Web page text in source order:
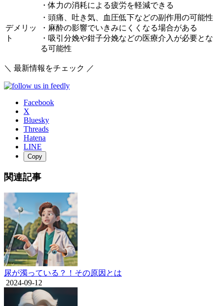
・体力の消耗による疲労を軽減できる
デメリッ
ト
・頭痛、吐き気、血圧低下などの副作用の可能性
・麻酔の影響でいきみにくくなる場合がある
・吸引分娩や鉗子分娩などの医療介入が必要とな
る可能性
＼ 最新情報をチェック ／
Facebook
X
Bluesky
Threads
Hatena
LINE
Copy
関連記事
尿が濁っている？！その原因とは
2024-09-12